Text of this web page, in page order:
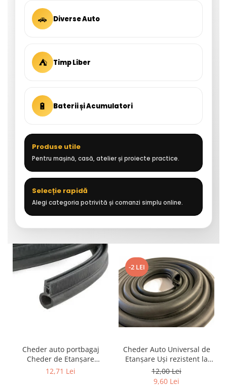
🚗 Diverse Auto
⛺ Timp Liber
🔋 Baterii și Acumulatori
Produse utile
Pentru mașină, casă, atelier și proiecte practice.
Selecție rapidă
Alegi categoria potrivită și comanzi simplu online.
Cheder auto portbagaj
Cheder de Etanșare
Profesional din Cauciuc -
12,71 Lei
-2 LEI
Cheder Auto Universal de
Etanșare Uși rezistent la
intemperii, raze UV,
îmbătrânire și temperaturi
12,00 Lei
9,60 Lei